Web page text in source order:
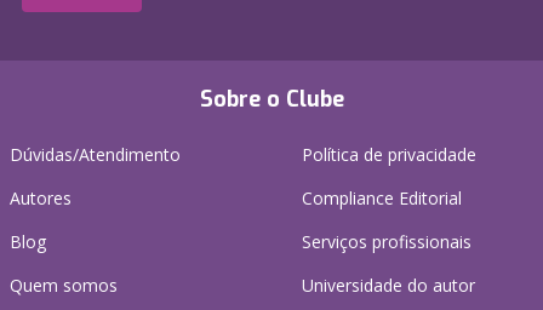
Sobre o Clube
Dúvidas/Atendimento
Autores
Blog
Quem somos
Política de privacidade
Compliance Editorial
Serviços profissionais
Universidade do autor